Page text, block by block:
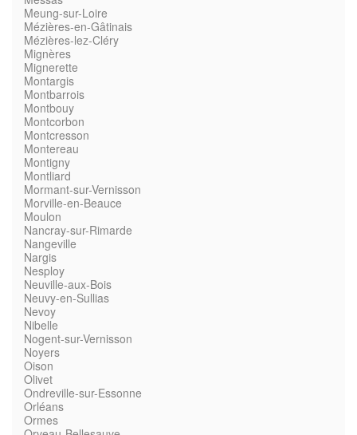
Meung-sur-Loire
Mézières-en-Gâtinais
Mézières-lez-Cléry
Mignères
Mignerette
Montargis
Montbarrois
Montbouy
Montcorbon
Montcresson
Montereau
Montigny
Montliard
Mormant-sur-Vernisson
Morville-en-Beauce
Moulon
Nancray-sur-Rimarde
Nangeville
Nargis
Nesploy
Neuville-aux-Bois
Neuvy-en-Sullias
Nevoy
Nibelle
Nogent-sur-Vernisson
Noyers
Oison
Olivet
Ondreville-sur-Essonne
Orléans
Ormes